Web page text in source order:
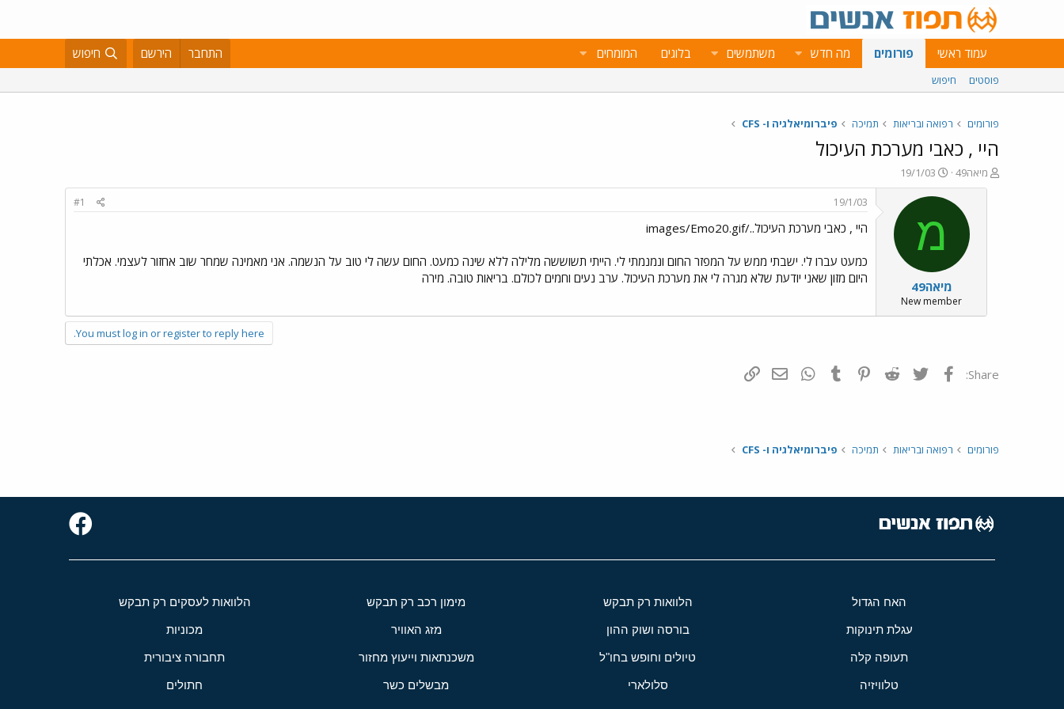
עמוד ראשי פורומים מה חדש משתמשים בלוגים המומחים התחבר הירשם חיפוש
פוסטים חיפוש
פורומים רפואה ובריאות תמיכה פיברומיאלגיה ו- CFS
היי , כאבי מערכת העיכול
פ
ו
מיאה49
פ
ו
ר
ם
ב
א
ר
י
ך
19/1/03
מ
מיאה49
New member
19/1/03
#1
היי , כאבי מערכת העיכול../images/Emo20.gif
כמעט עברו לי. ישבתי ממש על המפזר החום ונמנמתי לי. הייתי תשוששה מלילה ללא שינה כמעט. החום עשה לי טוב על הנשמה. אני מאמינה שמחר שוב אחזור לעצמי. אכלתי
היום מזון שאני יודעת שלא מגרה לי את מערכת העיכול. ערב נעים וחמים לכולם. בריאות טובה. מירה
You must log in or register to reply here.
Share: פייסבוק Twitter
Reddit
Pinterest
Tumblr
WhatsAppדואר אלקטרוני
פורומים רפואה ובריאות תמיכה פיברומיאלגיה ו- CFS
האח הגדול הלוואות רק תבקש מימון רכב רק תבקש הלוואות לעסקים רק תבקש
עגלת תינוקות בורסה ושוק ההון מזג האוויר מכוניות
תעופה קלה טיולים וחופש בחו"ל משכנתאות וייעוץ מחזור תחבורה ציבורית
טלוויזיה סלולארי מבשלים כשר חתולים